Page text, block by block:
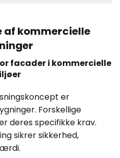
kommercielle
facader i kommercielle
er
Forskellige
deres specifikke krav.
sikrer sikkerhed,